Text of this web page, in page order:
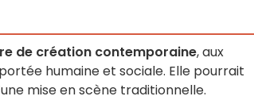
de création contemporaine, aux
humaine et sociale. Elle pourrait
mise en scène traditionnelle.